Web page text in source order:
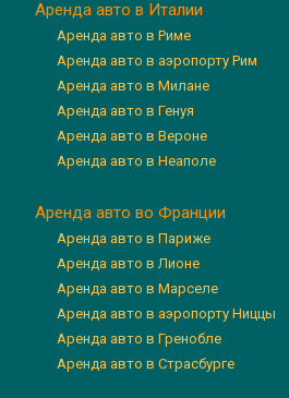
Аренда авто в Италии
Аренда авто в Риме
Аренда авто в аэропорту Рим
Аренда авто в Милане
Аренда авто в Генуя
Аренда авто в Вероне
Аренда авто в Неаполе
Аренда авто во Франции
Аренда авто в Париже
Аренда авто в Лионе
Аренда авто в Марселе
Аренда авто в аэропорту Ниццы
Аренда авто в Гренобле
Аренда авто в Страсбурге